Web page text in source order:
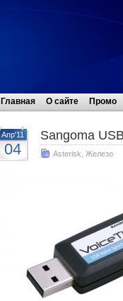
Главная О сайте Промо
Апр'11
04
Sangoma
Asterisk Железо